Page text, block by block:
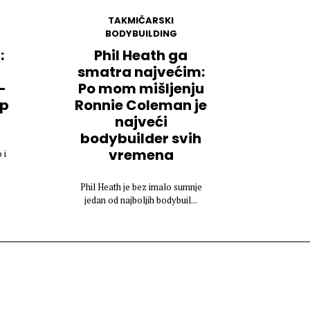
i
TAKMIČARSKI
BODYBUILDING
Phil Heath ga
smatra najvećim:
Po mom mišljenju
Ronnie Coleman je
najveći
bodybuilder svih
vremena
Phil Heath je bez imalo sumnje
jedan od najboljih bodybuil...